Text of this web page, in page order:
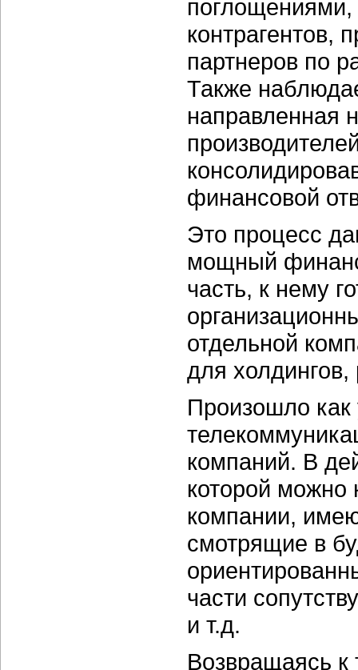
контрагентов,
партнеров по
Также
направленная
финансовой
Это процесс
мощный
часть, к нему
отдельной
для
Произошло как
компаний. В
которой можно
компании,
смотрящие в
части
и т.д.
Возвращаясь к